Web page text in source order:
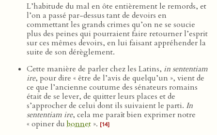
L’habitude du mal en ôte entièrement le remords, et
l’on a passé par-dessus tant de devoirs en
commettant les grands crimes qu’on ne se soucie
plus des peines qui pourraient faire retourner l’esprit
sur ces mêmes devoirs, en lui faisant appréhender la
suite de son dérèglement.
Cette manière de parler chez les Latins, in sententiam
ire, pour dire « être de l’avis de quelqu’un », vient de
ce que l’ancienne coutume des sénateurs romains
était de se lever, de quitter leurs places et de
s’approcher de celui dont ils suivaient le parti. In
sententiam ire, cela me paraît bien exprimer notre
« opiner dubonnet ». [14]